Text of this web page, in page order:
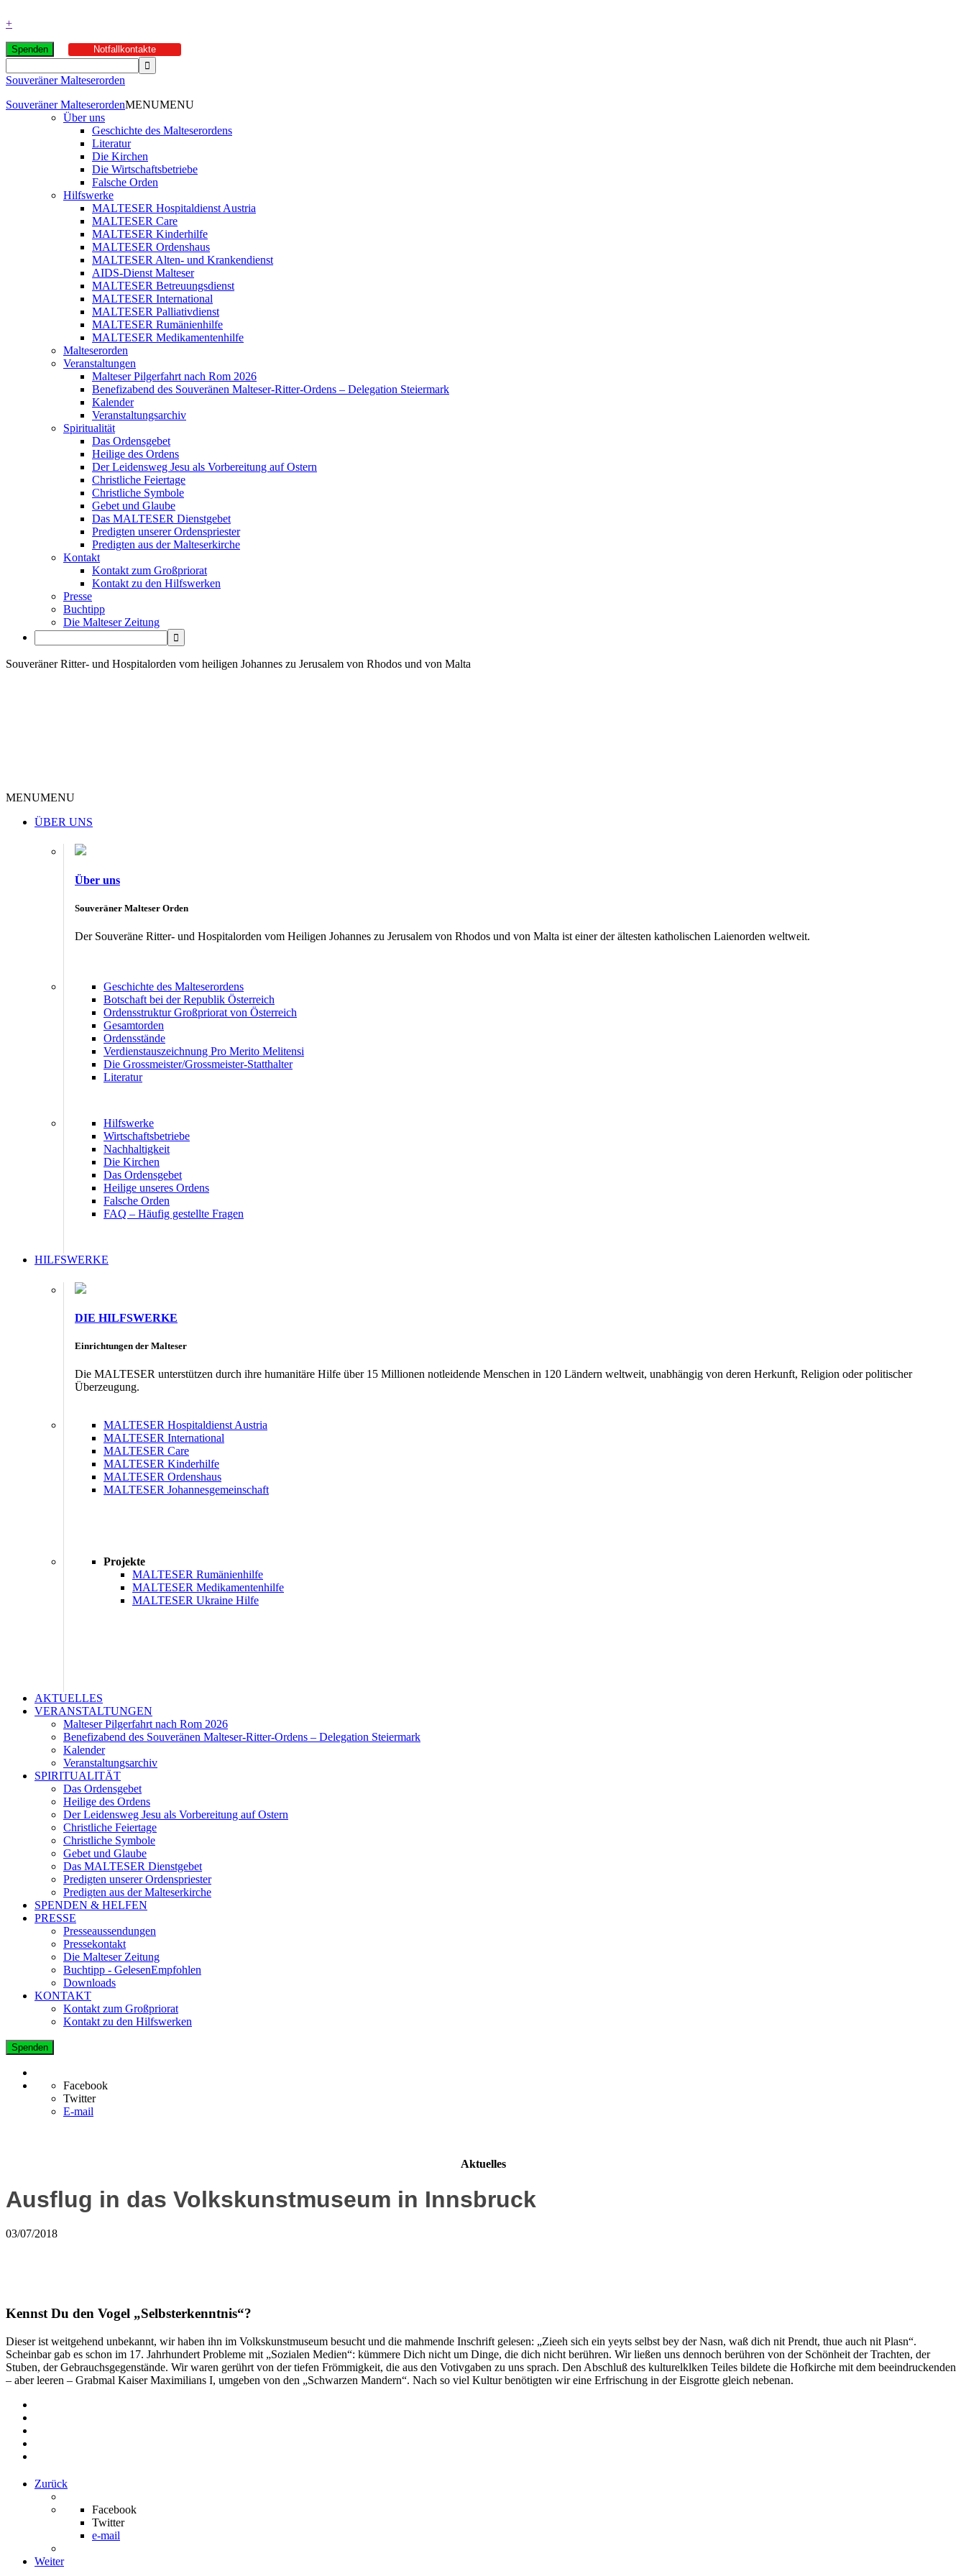
+
Spenden Notfallkontakte
Souveräner Malteserorden
Souveräner MalteserordenMENUMENU
Über uns
Geschichte des Malteserordens
Literatur
Die Kirchen
Die Wirtschaftsbetriebe
Falsche Orden
Hilfswerke
MALTESER Hospitaldienst Austria
MALTESER Care
MALTESER Kinderhilfe
MALTESER Ordenshaus
MALTESER Alten- und Krankendienst
AIDS-Dienst Malteser
MALTESER Betreuungsdienst
MALTESER International
MALTESER Palliativdienst
MALTESER Rumänienhilfe
MALTESER Medikamentenhilfe
Malteserorden
Veranstaltungen
Malteser Pilgerfahrt nach Rom 2026
Benefizabend des Souveränen Malteser-Ritter-Ordens – Delegation Steiermark
Kalender
Veranstaltungsarchiv
Spiritualität
Das Ordensgebet
Heilige des Ordens
Der Leidensweg Jesu als Vorbereitung auf Ostern
Christliche Feiertage
Christliche Symbole
Gebet und Glaube
Das MALTESER Dienstgebet
Predigten unserer Ordenspriester
Predigten aus der Malteserkirche
Kontakt
Kontakt zum Großpriorat
Kontakt zu den Hilfswerken
Presse
Buchtipp
Die Malteser Zeitung
Souveräner Ritter- und Hospitalorden vom heiligen Johannes zu Jerusalem von Rhodos und von Malta
MENUMENU
ÜBER UNS
Über uns
Souveräner Malteser Orden
Der Souveräne Ritter- und Hospitalorden vom Heiligen Johannes zu Jerusalem von Rhodos und von Malta ist einer der ältesten katholischen Laienorden weltweit.
Geschichte des Malteserordens
Botschaft bei der Republik Österreich
Ordensstruktur Großpriorat von Österreich
Gesamtorden
Ordensstände
Verdienstauszeichnung Pro Merito Melitensi
Die Grossmeister/Grossmeister-Statthalter
Literatur
Hilfswerke
Wirtschaftsbetriebe
Nachhaltigkeit
Die Kirchen
Das Ordensgebet
Heilige unseres Ordens
Falsche Orden
FAQ – Häufig gestellte Fragen
HILFSWERKE
DIE HILFSWERKE
Einrichtungen der Malteser
Die MALTESER unterstützen durch ihre humanitäre Hilfe über 15 Millionen notleidende Menschen in 120 Ländern weltweit, unabhängig von deren Herkunft, Religion oder politischer
Überzeugung.
MALTESER Hospitaldienst Austria
MALTESER International
MALTESER Care
MALTESER Kinderhilfe
MALTESER Ordenshaus
MALTESER Johannesgemeinschaft
Projekte
MALTESER Rumänienhilfe
MALTESER Medikamentenhilfe
MALTESER Ukraine Hilfe
AKTUELLES
VERANSTALTUNGEN
Malteser Pilgerfahrt nach Rom 2026
Benefizabend des Souveränen Malteser-Ritter-Ordens – Delegation Steiermark
Kalender
Veranstaltungsarchiv
SPIRITUALITÄT
Das Ordensgebet
Heilige des Ordens
Der Leidensweg Jesu als Vorbereitung auf Ostern
Christliche Feiertage
Christliche Symbole
Gebet und Glaube
Das MALTESER Dienstgebet
Predigten unserer Ordenspriester
Predigten aus der Malteserkirche
SPENDEN & HELFEN
PRESSE
Presseaussendungen
Pressekontakt
Die Malteser Zeitung
Buchtipp - GelesenEmpfohlen
Downloads
KONTAKT
Kontakt zum Großpriorat
Kontakt zu den Hilfswerken
Spenden
Facebook
Twitter
E-mail
Aktuelles
Ausflug in das Volkskunstmuseum in Innsbruck
03/07/2018
Kennst Du den Vogel „Selbsterkenntnis“?
Dieser ist weitgehend unbekannt, wir haben ihn im Volkskunstmuseum besucht und die mahmende Inschrift gelesen: „Zieeh sich ein yeyts selbst bey der Nasn, waß dich nit Prendt, thue auch nit Plasn“.
Scheinbar gab es schon im 17. Jahrhundert Probleme mit „Sozialen Medien“: kümmere Dich nicht um Dinge, die dich nicht berühren. Wir ließen uns dennoch berühren von der Schönheit der Trachten, der
Stuben, der Gebrauchsgegenstände. Wir waren gerührt von der tiefen Frömmigkeit, die aus den Votivgaben zu uns sprach. Den Abschluß des kulturelklken Teiles bildete die Hofkirche mit dem beeindruckenden
– aber leeren – Grabmal Kaiser Maximilians I, umgeben von den „Schwarzen Mandern“. Nach so viel Kultur benötigten wir eine Erfrischung in der Eisgrotte gleich nebenan.
Zurück
Facebook
Twitter
e-mail
Weiter